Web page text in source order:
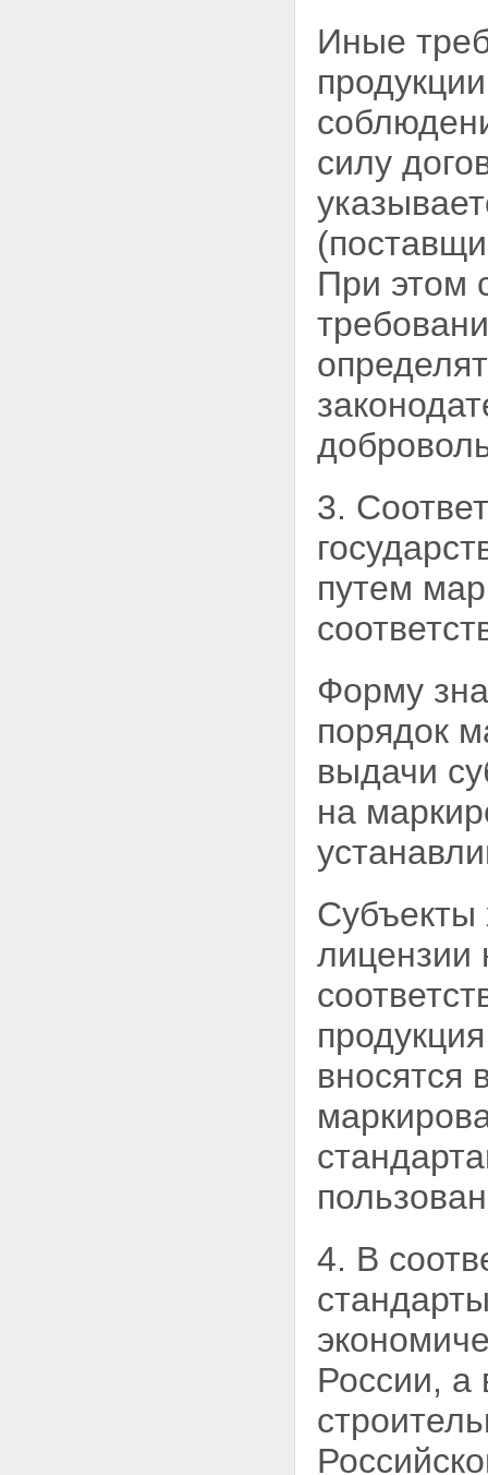
Иные
силу
При этом
3.
путем
Форму
порядок
выдачи
на
Субъекты
лицензии
вносятся
4. В
России, а